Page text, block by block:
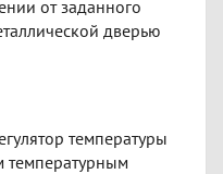
от заданного
дверью
температуры
температурным